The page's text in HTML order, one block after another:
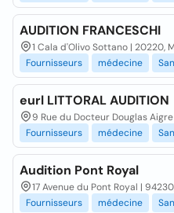
AUDITION FRANCESCHI
1 Cala d'Olivo Sottano | 20220,
Fournisseurs
médecine
eurl LITTORAL AUDITION
9 Rue du Docteur Douglas
Fournisseurs
médecine
Audition Pont Royal
17 Avenue du Pont Royal |
Fournisseurs
médecine